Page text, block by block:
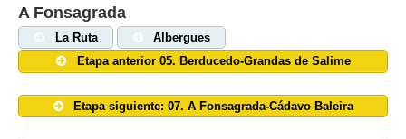
A Fonsagrada
La Ruta
Albergues
Etapa anterior 05. Berducedo-Grandas de Salime
Etapa siguiente: 07. A Fonsagrada-Cádavo Baleira